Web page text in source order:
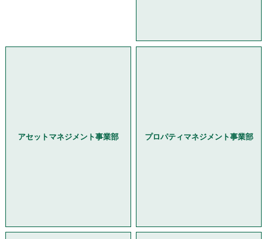
アセットマネジメント事業部 プロパティマネジメント事業部